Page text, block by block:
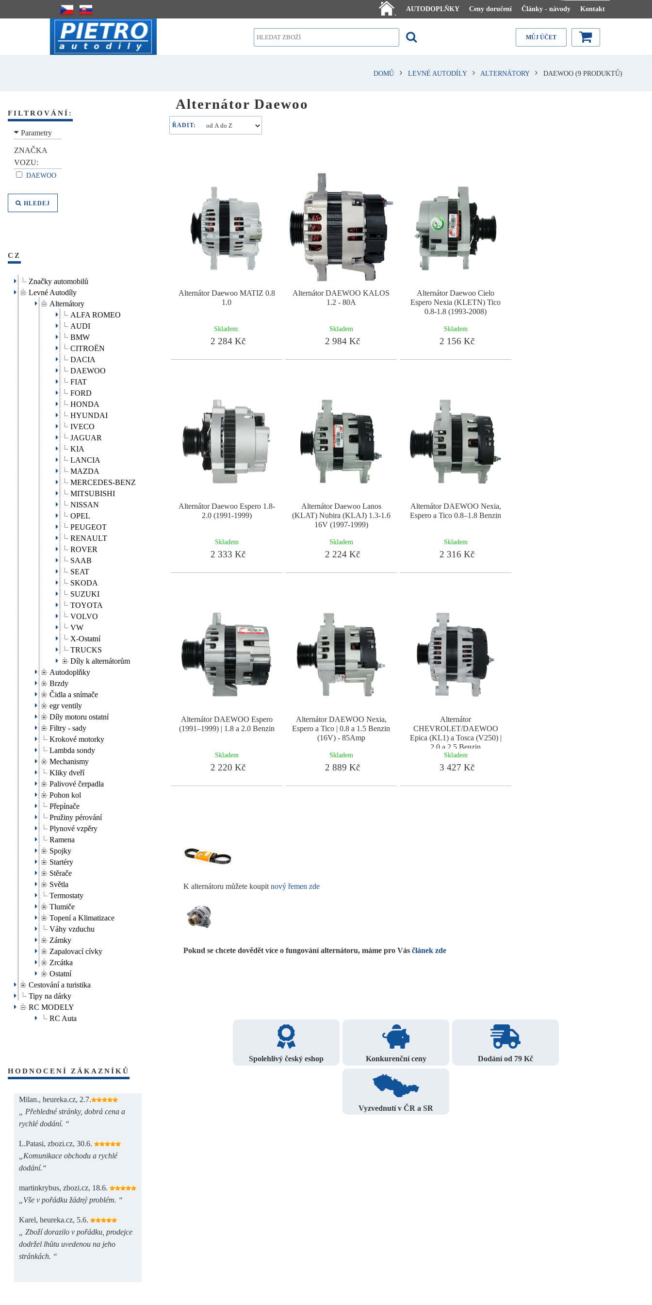
.
AUTODOPLŇKY Ceny doručení Články - návody Kontakt
MŮJ ÚČET
FILTROVÁNÍ:
Parametry
ZNAČKA
VOZU:
DAEWOO
HLEDEJ
CZ
Značky automobilů
Levné Autodíly
Alternátory
ALFA ROMEO
AUDI
BMW
CITROËN
DACIA
DAEWOO
FIAT
FORD
HONDA
HYUNDAI
IVECO
JAGUAR
KIA
LANCIA
MAZDA
MERCEDES-BENZ
MITSUBISHI
NISSAN
OPEL
PEUGEOT
RENAULT
ROVER
SAAB
SEAT
SKODA
SUZUKI
TOYOTA
VOLVO
VW
X-Ostatní
TRUCKS
Díly k alternátorům
Autodoplňky
Brzdy
Čidla a snímače
egr ventily
Díly motoru ostatní
Filtry - sady
Krokové motorky
Lambda sondy
Mechanismy
Kliky dveří
Palivové čerpadla
Pohon kol
Přepínače
Pružiny pérování
Plynové vzpěry
Ramena
Spojky
Startéry
Stěrače
Světla
Termostaty
Tlumiče
Topení a Klimatizace
Váhy vzduchu
Zámky
Zapalovací cívky
Zrcátka
Ostatní
Cestování a turistika
Tipy na dárky
RC MODELY
RC Auta
HODNOCENÍ ZÁKAZNÍKŮ
Milan., heureka.cz, 2.7.
„ Přehledné stránky, dobrá cena a
rychlé dodání. “
L.Patasi, zbozi.cz, 30.6.
„Komunikace obchodu a rychlé
dodání.“
martinkrybus, zbozi.cz, 18.6.
„Vše v pořádku žádný problém. “
Karel, heureka.cz, 5.6.
„ Zboží dorazilo v pořádku, prodejce
dodržel lhůtu uvedenou na jeho
stránkách. “
DOMŮ LEVNÉ AUTODÍLY ALTERNÁTORY DAEWOO (9 PRODUKTŮ)
Alternátor Daewoo
ŘADIT:
Alternátor Daewoo MATIZ 0.8
1.0
Skladem:
2 284 Kč
Alternátor DAEWOO KALOS
1.2 - 80A
Skladem
2 984 Kč
Alternátor Daewoo Cielo
Espero Nexia (KLETN) Tico
0.8-1.8 (1993-2008)
Skladem
2 156 Kč
Alternátor Daewoo Espero 1.8-
2.0 (1991-1999)
Skladem
2 333 Kč
Alternátor Daewoo Lanos
(KLAT) Nubira (KLAJ) 1.3-1.6
16V (1997-1999)
Skladem
2 224 Kč
Alternátor DAEWOO Nexia,
Espero a Tico 0.8–1.8 Benzin
Skladem
2 316 Kč
Alternátor DAEWOO Espero
(1991–1999) | 1.8 a 2.0 Benzin
Skladem
2 220 Kč
Alternátor DAEWOO Nexia,
Espero a Tico | 0.8 a 1.5 Benzin
(16V) - 85Amp
Skladem
2 889 Kč
Alternátor
CHEVROLET/DAEWOO
Epica (KL1) a Tosca (V250) |
2.0 a 2.5 Benzin
Skladem
3 427 Kč
K alternátoru můžete koupit nový řemen zde
Pokud se chcete dovědět více o fungování alternátoru, máme pro Vás článek zde
Spolehlivý český eshop Konkurenční ceny Dodání od 79 Kč
Vyzvednutí v ČR a SR